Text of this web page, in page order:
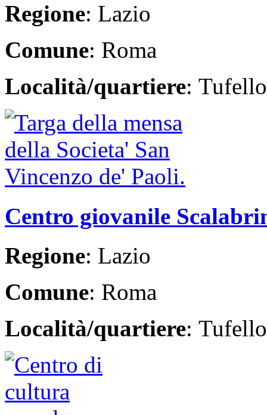
Regione: Lazio
Comune: Roma
Località/quartiere: Tufello
Centro giovanile
Regione: Lazio
Comune: Roma
Località/quartiere: Tufello